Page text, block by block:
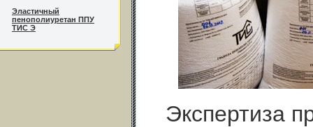
Эластичный
пенополиуретан ППУ
ТИС Э
Экспертиза